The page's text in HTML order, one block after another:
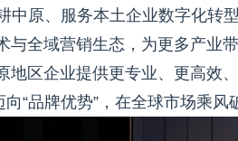
中原、服务本土企业数字化转
与全域营销生态，为更多产业
地区企业提供更专业、更高效
向“品牌优势”，在全球市场乘